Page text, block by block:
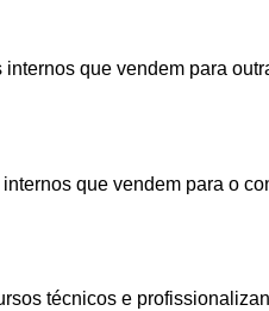
que vendem para
que vendem para o
técnicos e